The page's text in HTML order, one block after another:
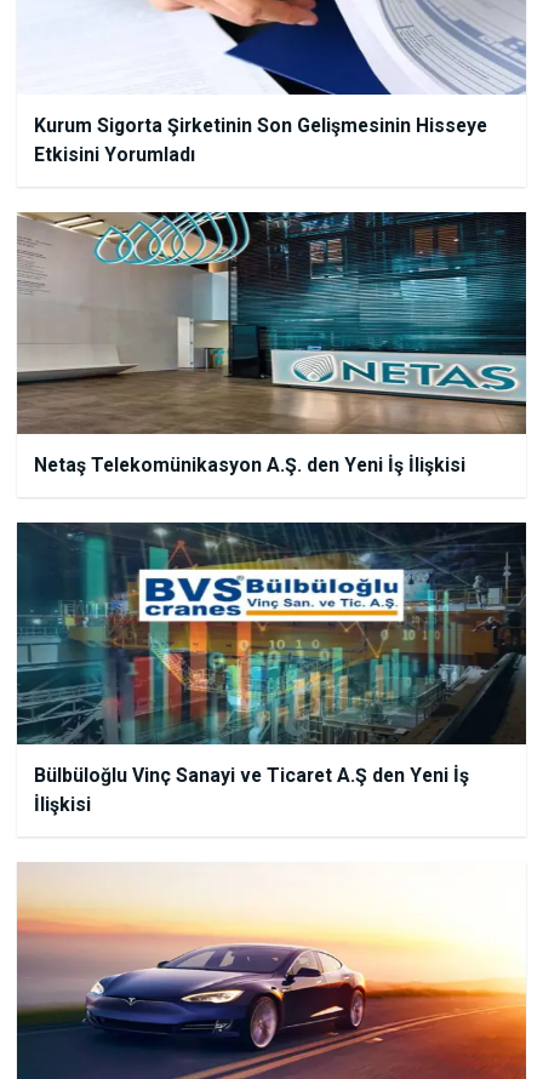
Kurum Sigorta Şirketinin Son Gelişmesinin Hisseye
Etkisini Yorumladı
Netaş Telekomünikasyon A.Ş. den Yeni İş İlişkisi
Bülbüloğlu Vinç Sanayi ve Ticaret A.Ş den Yeni İş
İlişkisi